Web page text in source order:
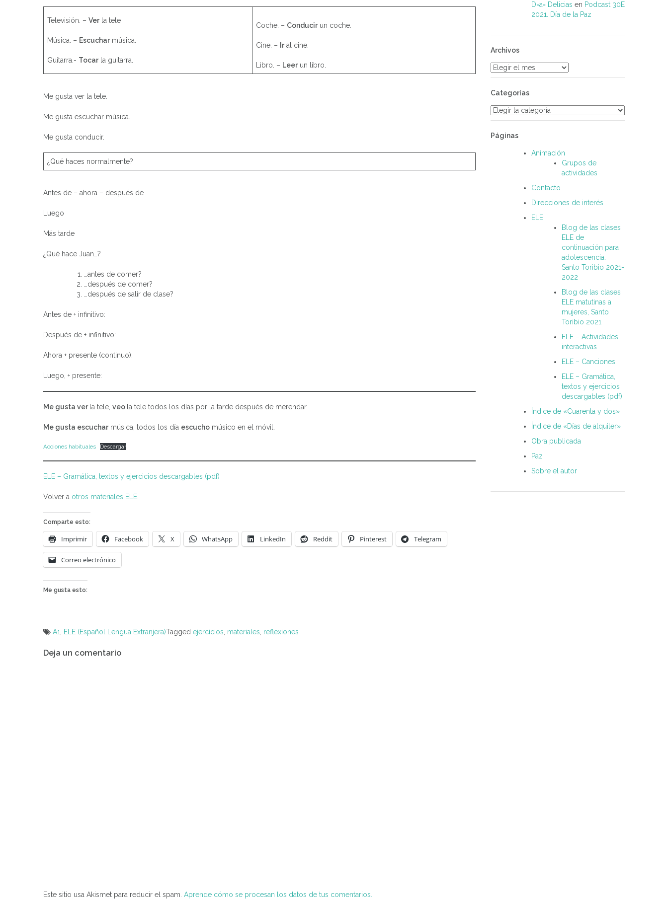
Televisión. – Verla tele
Música. – Escucharmúsica.
Guitarra.- Tocarla guitarra.
Coche. – Conducirun coche.
Cine. – Iral cine.
Libro. – Leerun libro.
Me gusta ver la tele.
Me gusta escuchar música.
Me gusta conducir.
¿Qué haces normalmente?
Antes de – ahora – después de
Luego
Más tarde
¿Qué hace Juan…?
…antes de comer?
…después de comer?
…después de salir de clase?
Antes de + infinitivo:
Después de + infinitivo:
Ahora + presente (continuo):
Luego, + presente:
Me gusta ver la tele, veo la tele todos los días por la tarde después de merendar.
Me gusta escucharmúsica, todos los día escucho músico en el móvil.
Acciones habituales Descargar
ELE – Gramática, textos y ejercicios descargables (pdf)
Volver a otros materiales ELE
Comparte esto:
Imprimir Facebook X WhatsApp LinkedIn Reddit Pinterest Telegram
Correo electrónico
Me gusta esto:
A1 ELE (Español Lengua Extranjera)Tagged ejercicios materiales reflexiones
de
Deja un comentario
Este sitio usa Akismet para reducir el spam. Aprende cómo se procesan los datos de tus comentarios.
D=a= Delicias en Podcast 30E
2021. Día de la Paz
Archivos
Archivos
Categorías
Categorías
Páginas
Animación
Grupos de
actividades
Contacto
Direcciones de interés
ELE
Blog de las clases
ELE de
continuación para
adolescencia.
Santo Toribio 2021-
2022
Blog de las clases
ELE matutinas a
mujeres, Santo
Toribio 2021
ELE – Actividades
interactivas
ELE – Canciones
ELE – Gramática,
textos y ejercicios
descargables (pdf)
Índice de «Cuarenta y dos»
Índice de «Días de alquiler»
Obra publicada
Paz
Sobre el autor